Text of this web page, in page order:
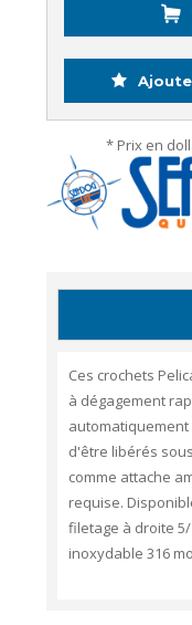
* Prix en
Ces crochets
à dégagement
d'être libérés
comme attache
requise.
filetage à droite 5/
inoxydable 316